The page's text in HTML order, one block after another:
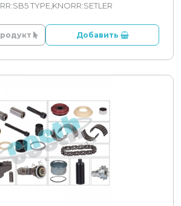
TYPE,KNORR:SETLER
Добавить